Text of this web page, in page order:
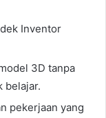
Inventor
3D tanpa
belajar.
pekerjaan yang